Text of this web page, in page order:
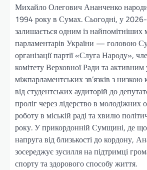
Михайло Олегович Ананченко
1994 року в Сумах. Сьогодні, у
залишається одним із найпомітніших
парламентарів України — головою
організації партії «Слуга Народу»,
комітету Верховної Ради та
міжпарламентських зв’язків з
від студентських аудиторій до
проліг через лідерство в молодіжних
роботу в міській раді та хвилю
року. У прикордонній Сумщині, де
напруга від близькості до кордону,
зосереджує зусилля на підтримці
спорту та здорового способу життя.